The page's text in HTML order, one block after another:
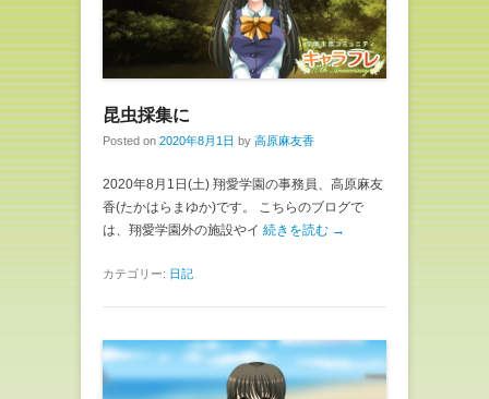
昆虫採集に
Posted on 2020年8月1日 by 高原麻友香
2020年8月1日(土) 翔愛学園の事務員、高原麻友
香(たかはらまゆか)です。 こちらのブログで
は、翔愛学園外の施設やイ 続きを読む →
カテゴリー: 日記